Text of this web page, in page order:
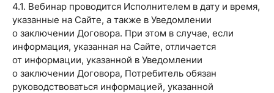
4.1. Вебинар проводится Исполнителем в дату и время,
указанные на Сайте, а также в Уведомлении
о заключении Договора. При этом в случае, если
информация, указанная на Сайте, отличается
от информации, указанной в Уведомлении
о заключении Договора, Потребитель обязан
руководствоваться информацией, указанной